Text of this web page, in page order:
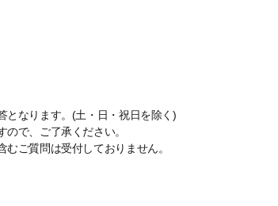
となります。(土・日・祝日を除く)
で、ご了承ください。
ご質問は受付しておりません。